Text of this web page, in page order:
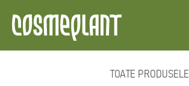
TOATE PRODUSELE